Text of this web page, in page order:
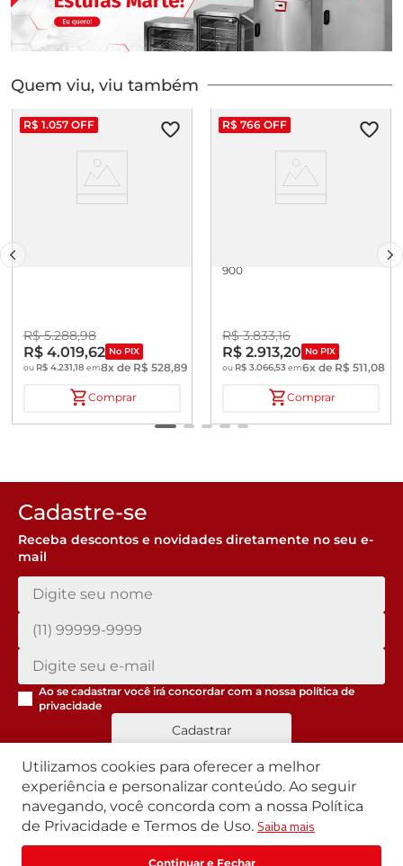
Quem viu, viu também
R$ 1.057 OFF
R$ 5.288,98
R$ 4.019,62 No PIX
ou R$ 4.231,18 em8x de R$ 528,89
Comprar
R$ 766 OFF
900
R$ 3.833,16
R$ 2.913,20 No PIX
ou R$ 3.066,53em6x de R$ 511,08
Comprar
Cadastre-se
Receba descontos e novidades diretamente no seu e-
mail
Ao se cadastrar você irá concordar com a nossa política de
privacidade
Cadastrar
Segunda a Sexta | 07h42 às 17h30
Exceto feriados
WhatsApp:
Utilizamos cookies para oferecer a melhor
experiência e personalizar conteúdo. Ao seguir
navegando, você concorda com a nossa Política
de Privacidade e Termos de Uso. Saiba mais